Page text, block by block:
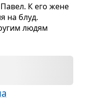
К его жене
на блуд.
людям